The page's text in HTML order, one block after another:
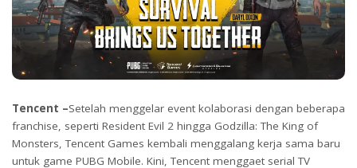
Tencent –Setelah menggelar event kolaborasi dengan beberapa
franchise, seperti Resident Evil 2 hingga Godzilla: The King of
Monsters, Tencent Games kembali menggalang kerja sama baru
untuk game PUBG Mobile. Kini, Tencent menggaet serial TV